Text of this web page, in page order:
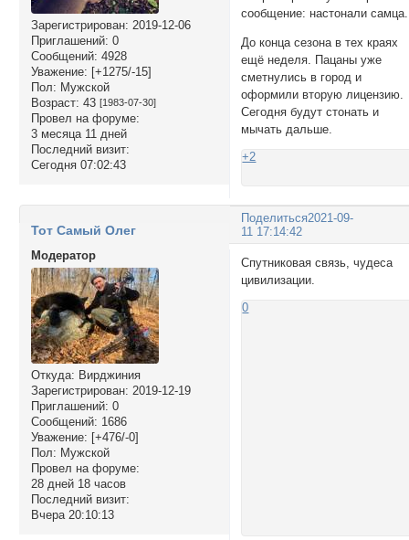
Зарегистрирован: 2019-12-06
Приглашений: 0
Сообщений: 4928
Уважение: [+1275/-15]
Пол: Мужской
Возраст: 43 [1983-07-30]
Провел на форуме:
3 месяца 11 дней
Последний визит:
Сегодня 07:02:43
сообщение: настонали самца.
До конца сезона в тех краях
ещё неделя. Пацаны уже
сметнулись в город и
оформили вторую лицензию.
Сегодня будут стонать и
мычать дальше.
+2
Поделиться2021-09-
11 17:14:42
Тот Самый Олег
Модератор
Откуда: Вирджиния
Зарегистрирован: 2019-12-19
Приглашений: 0
Сообщений: 1686
Уважение: [+476/-0]
Пол: Мужской
Провел на форуме:
28 дней 18 часов
Последний визит:
Вчера 20:10:13
Спутниковая связь, чудеса
цивилизации.
0